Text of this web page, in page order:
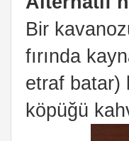
Bir
fırında
etraf batar)
köpüğü